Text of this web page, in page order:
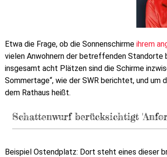
Etwa die Frage, ob die Sonnenschirme ihrem
vielen Anwohnern der betreffenden Standorte
insgesamt acht Plätzen sind die Schirme
Sommertage“, wie der SWR berichtet, und
dem Rathaus heißt.
Schattenwurf berücksichtigt
Beispiel Ostendplatz: Dort steht eines dieser